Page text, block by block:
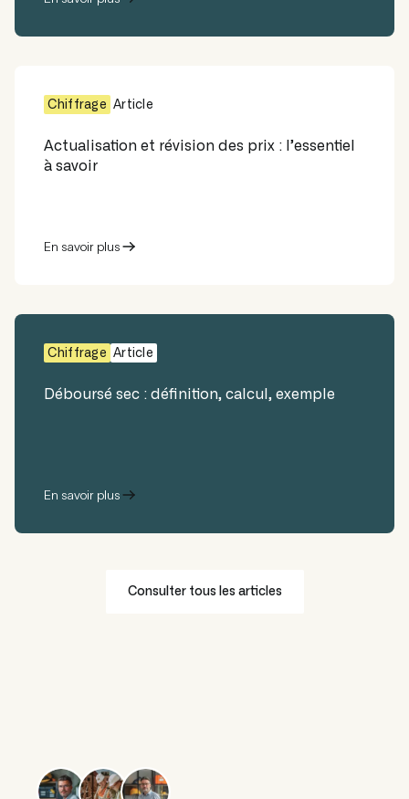
Chiffrage Article
Actualisation et révision des prix : l’essentiel
à savoir
En savoir plus
Chiffrage Article
Déboursé sec : définition, calcul, exemple
En savoir plus
Consulter tous les articles